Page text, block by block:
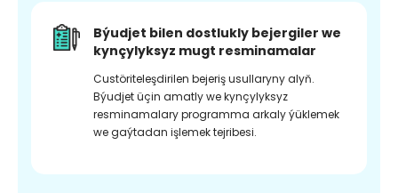
Býudjet bilen dostlukly bejergiler we
kynçylyksyz mugt resminamalar
Custöriteleşdirilen bejeriş usullaryny alyň.
Býudjet üçin amatly we kynçylyksyz
resminamalary programma arkaly ýüklemek
we gaýtadan işlemek tejribesi.